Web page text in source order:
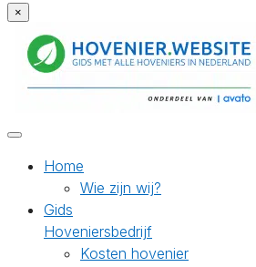
×
Home
Wie zijn wij?
Gids
Hoveniersbedrijf
Kosten hovenier